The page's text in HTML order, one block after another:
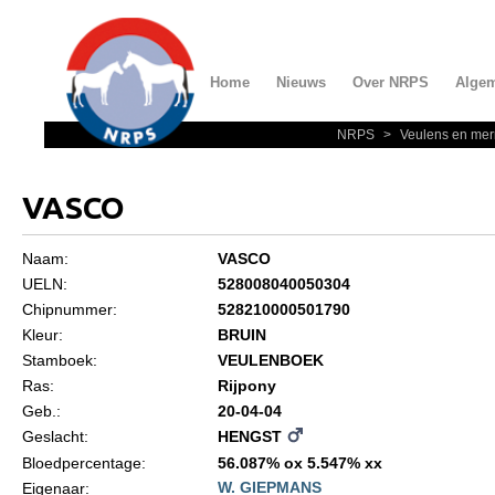
Home Nieuws Over NRPS
Over NRPS
Statuten en reglementen
Algemeen
NRPS > Veulens en
VASCO
Naam:
VASCO
UELN:
528008040050304
Chipnummer:
528210000501790
Kleur:
BRUIN
Stamboek:
VEULENBOEK
Ras:
Rijpony
Geb.:
20-04-04
Geslacht:
HENGST
Bloedpercentage:
56.087% ox 5.547% xx
Eigenaar:
W. GIEPMANS